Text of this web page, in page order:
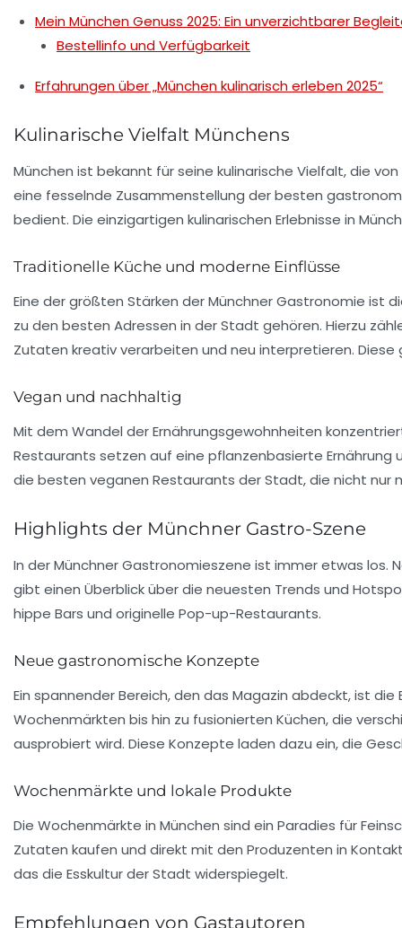
Mein München Genuss 2025: Ein unverzichtbarer
Bestellinfo und Verfügbarkeit
Erfahrungen über „München kulinarisch erleben 2025“
Kulinarische Vielfalt Münchens
München ist bekannt für seine kulinarische Vielfalt, die
eine fesselnde Zusammenstellung der besten
bedient. Die einzigartigen kulinarischen Erlebnisse in
Traditionelle Küche und moderne Einflüsse
Eine der größten Stärken der Münchner Gastronomie ist
zu den besten Adressen in der Stadt gehören. Hierzu
Zutaten kreativ verarbeiten und neu interpretieren.
Vegan und nachhaltig
Mit dem Wandel der Ernährungsgewohnheiten
Restaurants setzen auf eine pflanzenbasierte Ernährung
die besten veganen Restaurants der Stadt, die nicht nur
Highlights der Münchner Gastro-Szene
In der Münchner Gastronomieszene ist immer etwas los.
gibt einen Überblick über die neuesten Trends und
hippe Bars und originelle Pop-up-Restaurants.
Neue gastronomische Konzepte
Ein spannender Bereich, den das Magazin abdeckt, ist
Wochenmärkten bis hin zu fusionierten Küchen, die
ausprobiert wird. Diese Konzepte laden dazu ein, die
Wochenmärkte und lokale Produkte
Die Wochenmärkte in München sind ein Paradies für
Zutaten kaufen und direkt mit den Produzenten in
das die Esskultur der Stadt widerspiegelt.
Empfehlungen von Gastautoren